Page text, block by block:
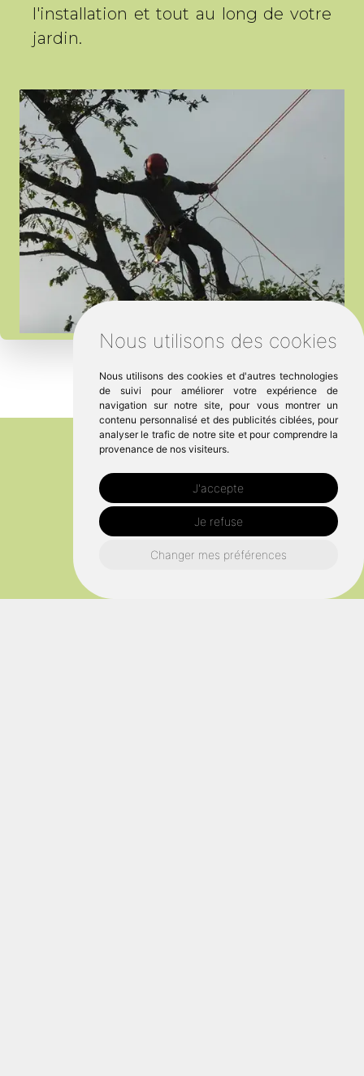
Nous utilisons des cookies
Nous utilisons des cookies et d'autres technologies
de suivi pour améliorer votre expérience de
navigation sur notre site, pour vous montrer un
contenu personnalisé et des publicités ciblées, pour
analyser le trafic de notre site et pour comprendre la
provenance de nos visiteurs.
J'accepte
Je refuse
Changer mes préférences
l'installation et tout au long de votre
jardin.